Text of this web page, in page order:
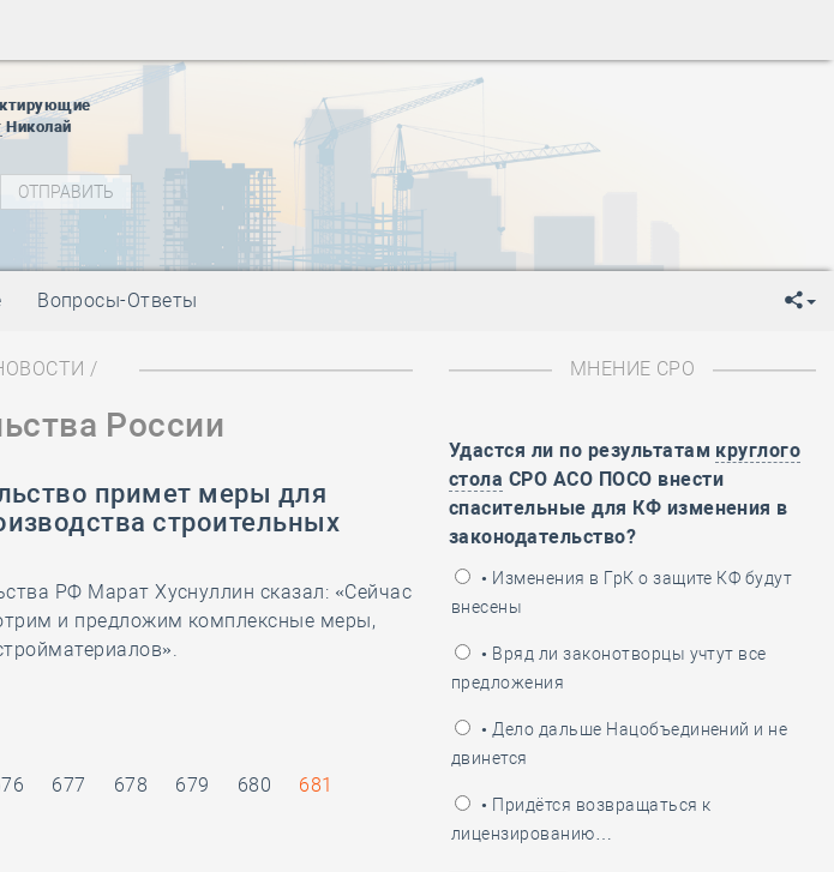
Николай
День Государственного флага Российской Федерации
-День знаний
-
День сотрудника органов внутренних дел РФ
27 января
День полного освобождения Ленинграда от фашистской
блокады
01 мая- День Весны и Труда
09 мая -День Победы!
День Государственного флага Российской Федерации
10 ноября
День полного освобождения Ленинграда от фашистской
01 мая-День Весны и Труда
09 мая-День Победы!
Вопросы-Ответы
/
России
примет меры для
строительных
РФ Марат Хуснуллин сказал: «Сейчас
и предложим комплексные меры,
677 678 679 680 681
МНЕНИЕ СРО
Удастся ли по результатам круглого
стола СРО АСО ПОСО внести
спасительные для КФ изменения в
законодательство?
• Изменения в ГрК о защите КФ будут
внесены
• Вряд ли законотворцы учтут все
предложения
• Дело дальше Нацобъединений и не
двинется
• Придётся возвращаться к
лицензированию…